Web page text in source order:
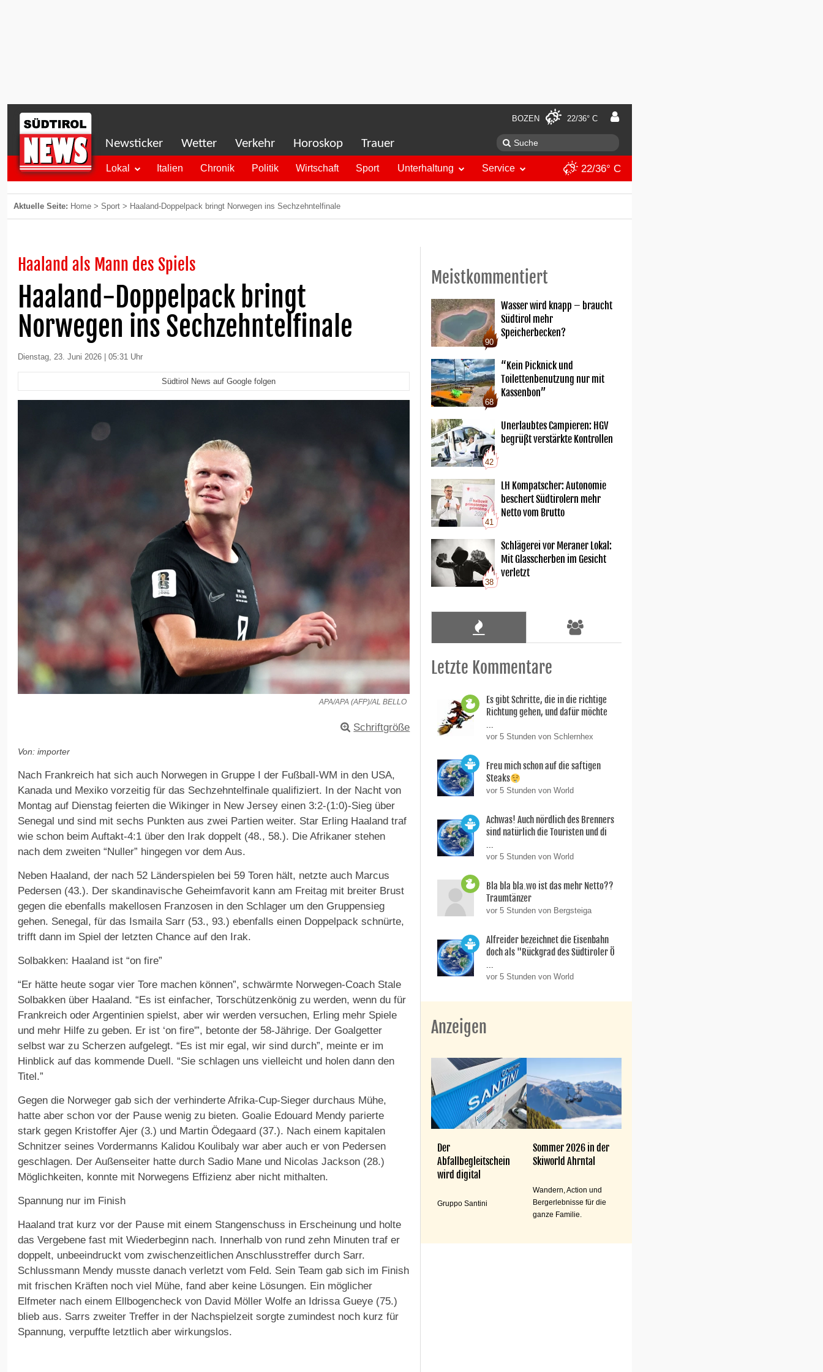
BOZEN 22/36° C
Newsticker Wetter Verkehr Horoskop Trauer
Lokal Italien Chronik Politik Wirtschaft Sport Unterhaltung Service 22/36° C
Aktuelle Seite: Home > Sport > Haaland-Doppelpack bringt Norwegen ins Sechzehntelfinale
Haaland als Mann des Spiels
Haaland-Doppelpack bringt
Norwegen ins Sechzehntelfinale
Dienstag, 23. Juni 2026 | 05:31 Uhr
Südtirol News auf Google folgen
APA/APA (AFP)/AL BELLO
Schriftgröße
Von: importer
Nach Frankreich hat sich auch Norwegen in Gruppe I der Fußball-WM in den USA,
Kanada und Mexiko vorzeitig für das Sechzehntelfinale qualifiziert. In der Nacht von
Montag auf Dienstag feierten die Wikinger in New Jersey einen 3:2-(1:0)-Sieg über
Senegal und sind mit sechs Punkten aus zwei Partien weiter. Star Erling Haaland traf
wie schon beim Auftakt-4:1 über den Irak doppelt (48., 58.). Die Afrikaner stehen
nach dem zweiten “Nuller” hingegen vor dem Aus.
Neben Haaland, der nach 52 Länderspielen bei 59 Toren hält, netzte auch Marcus
Pedersen (43.). Der skandinavische Geheimfavorit kann am Freitag mit breiter Brust
gegen die ebenfalls makellosen Franzosen in den Schlager um den Gruppensieg
gehen. Senegal, für das Ismaila Sarr (53., 93.) ebenfalls einen Doppelpack schnürte,
trifft dann im Spiel der letzten Chance auf den Irak.
Solbakken: Haaland ist “on fire”
“Er hätte heute sogar vier Tore machen können”, schwärmte Norwegen-Coach Stale
Solbakken über Haaland. “Es ist einfacher, Torschützenkönig zu werden, wenn du für
Frankreich oder Argentinien spielst, aber wir werden versuchen, Erling mehr Spiele
und mehr Hilfe zu geben. Er ist ‘on fire'”, betonte der 58-Jährige. Der Goalgetter
selbst war zu Scherzen aufgelegt. “Es ist mir egal, wir sind durch”, meinte er im
Hinblick auf das kommende Duell. “Sie schlagen uns vielleicht und holen dann den
Titel.”
Gegen die Norweger gab sich der verhinderte Afrika-Cup-Sieger durchaus Mühe,
hatte aber schon vor der Pause wenig zu bieten. Goalie Edouard Mendy parierte
stark gegen Kristoffer Ajer (3.) und Martin Ödegaard (37.). Nach einem kapitalen
Schnitzer seines Vordermanns Kalidou Koulibaly war aber auch er von Pedersen
geschlagen. Der Außenseiter hatte durch Sadio Mane und Nicolas Jackson (28.)
Möglichkeiten, konnte mit Norwegens Effizienz aber nicht mithalten.
Spannung nur im Finish
Haaland trat kurz vor der Pause mit einem Stangenschuss in Erscheinung und holte
das Vergebene fast mit Wiederbeginn nach. Innerhalb von rund zehn Minuten traf er
doppelt, unbeeindruckt vom zwischenzeitlichen Anschlusstreffer durch Sarr.
Schlussmann Mendy musste danach verletzt vom Feld. Sein Team gab sich im Finish
mit frischen Kräften noch viel Mühe, fand aber keine Lösungen. Ein möglicher
Elfmeter nach einem Ellbogencheck von David Möller Wolfe an Idrissa Gueye (75.)
blieb aus. Sarrs zweiter Treffer in der Nachspielzeit sorgte zumindest noch kurz für
Spannung, verpuffte letztlich aber wirkungslos.
Meistkommentiert
90
Wasser wird knapp – braucht
Südtirol mehr
Speicherbecken?
68
“Kein Picknick und
Toilettenbenutzung nur mit
Kassenbon”
42
Unerlaubtes Campieren: HGV
begrüßt verstärkte Kontrollen
41
LH Kompatscher: Autonomie
beschert Südtirolern mehr
Netto vom Brutto
38
Schlägerei vor Meraner Lokal:
Mit Glasscherben im Gesicht
verletzt
Letzte Kommentare
Es gibt Schritte, die in die richtige
Richtung gehen, und dafür möchte
...
vor 5 Stunden von Schlernhex
Freu mich schon auf die saftigen
Steaks
vor 5 Stunden von World
Achwas! Auch nördlich des Brenners
sind natürlich die Touristen und di
...
vor 5 Stunden von World
Bla bla bla.wo ist das mehr Netto??
Traumtänzer
vor 5 Stunden von Bergsteiga
Alfreider bezeichnet die Eisenbahn
doch als "Rückgrad des Südtiroler Ö
...
vor 5 Stunden von World
Anzeigen
Der
Abfallbegleitschein
wird digital
Gruppo Santini
Sommer 2026 in der
Skiworld Ahrntal
Wandern, Action und
Bergerlebnisse für die
ganze Familie.